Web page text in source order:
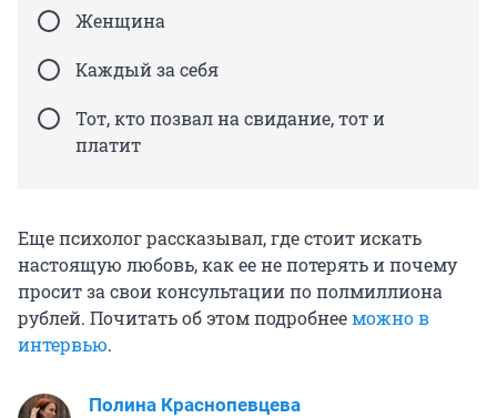
Женщина
Каждый за себя
Тот, кто позвал на свидание, тот и
платит
Еще психолог рассказывал, где стоит искать
настоящую любовь, как ее не потерять и почему
просит за свои консультации по полмиллиона
рублей. Почитать об этом подробнееможно в
интервью.
Полина Краснопевцева